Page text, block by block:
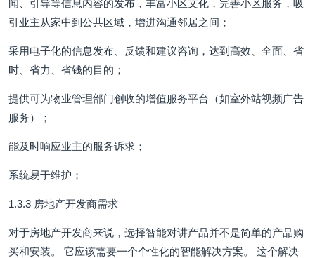
闻、引导等信息内容的发布，丰富小区文化，完善小区服务，吸
引业主从家中到公共区域，增进沟通邻居之间；
采用电子化的信息发布、反馈和建议咨询，达到高效、全面、省
时、省力、省钱的目的；
提供可为物业管理部门创收的增值服务平台（如室外站视频广告
服务）；
能及时响应业主的服务诉求；
系统易于维护；
1.3.3 房地产开发商需求
对于房地产开发商来说，选择智能对讲产品并不是简单的产品购
买和安装。 它应该需要一个个性化的智能解决方案。 这个解决